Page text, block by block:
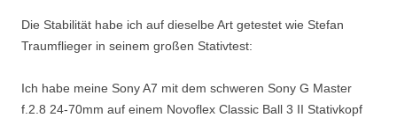
Die Stabilität habe ich auf dieselbe Art getestet wie Stefan
Traumflieger in seinem großen Stativtest:
Ich habe meine Sony A7 mit dem schweren Sony G Master
f.2.8 24-70mm auf einem Novoflex Classic Ball 3 II Stativkopf